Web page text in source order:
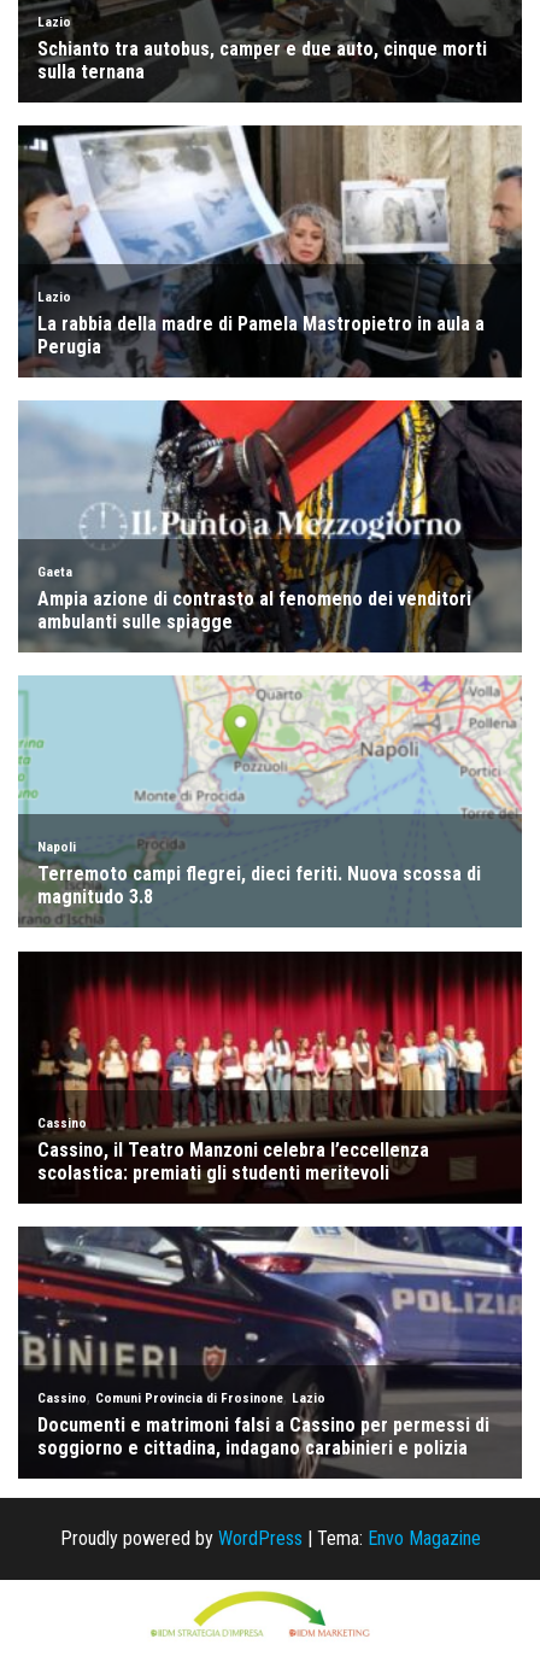
Proudly powered by WordPress | Tema: Envo Magazine